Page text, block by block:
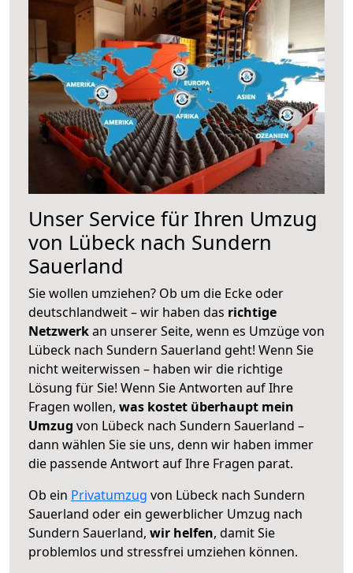
Unser Service für Ihren Umzug
von Lübeck nach Sundern
Sauerland
Sie wollen umziehen? Ob um die Ecke oder
deutschlandweit – wir haben das richtige
Netzwerkan unserer Seite, wenn es Umzüge von
Lübeck nach Sundern Sauerland geht! Wenn Sie
nicht weiterwissen – haben wir die richtige
Lösung für Sie! Wenn Sie Antworten auf Ihre
Fragen wollen, was kostet überhaupt mein
Umzug von Lübeck nach Sundern Sauerland –
dann wählen Sie sie uns, denn wir haben immer
die passende Antwort auf Ihre Fragen parat.
Ob ein Privatumzug von Lübeck nach Sundern
Sauerland oder ein gewerblicher Umzug nach
Sundern Sauerland, wir helfen, damit Sie
problemlos und stressfrei umziehen können.